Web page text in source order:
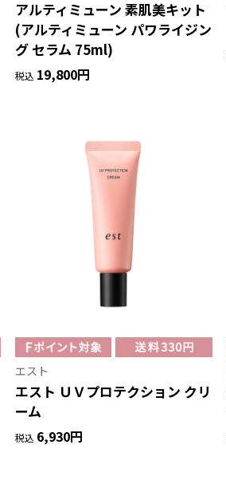
アルティミューン 素肌美キット
(アルティミューン パワライジン
グ セラム 75ml)
税込 19,800円
エスト
エスト ＵＶプロテクション クリ
ーム
税込 6,930円